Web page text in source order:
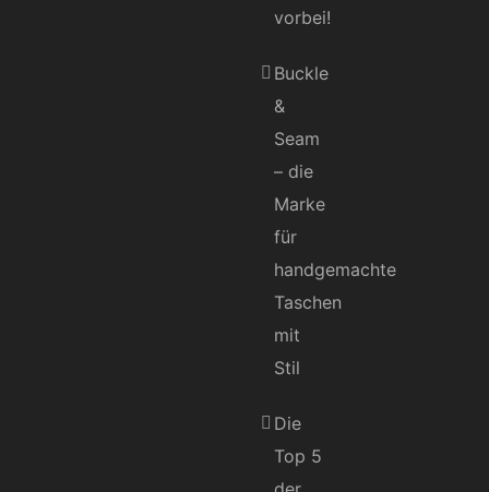
vorbei!
Buckle
&
Seam
– die
Marke
für
handgemachte
Taschen
mit
Stil
Die
Top 5